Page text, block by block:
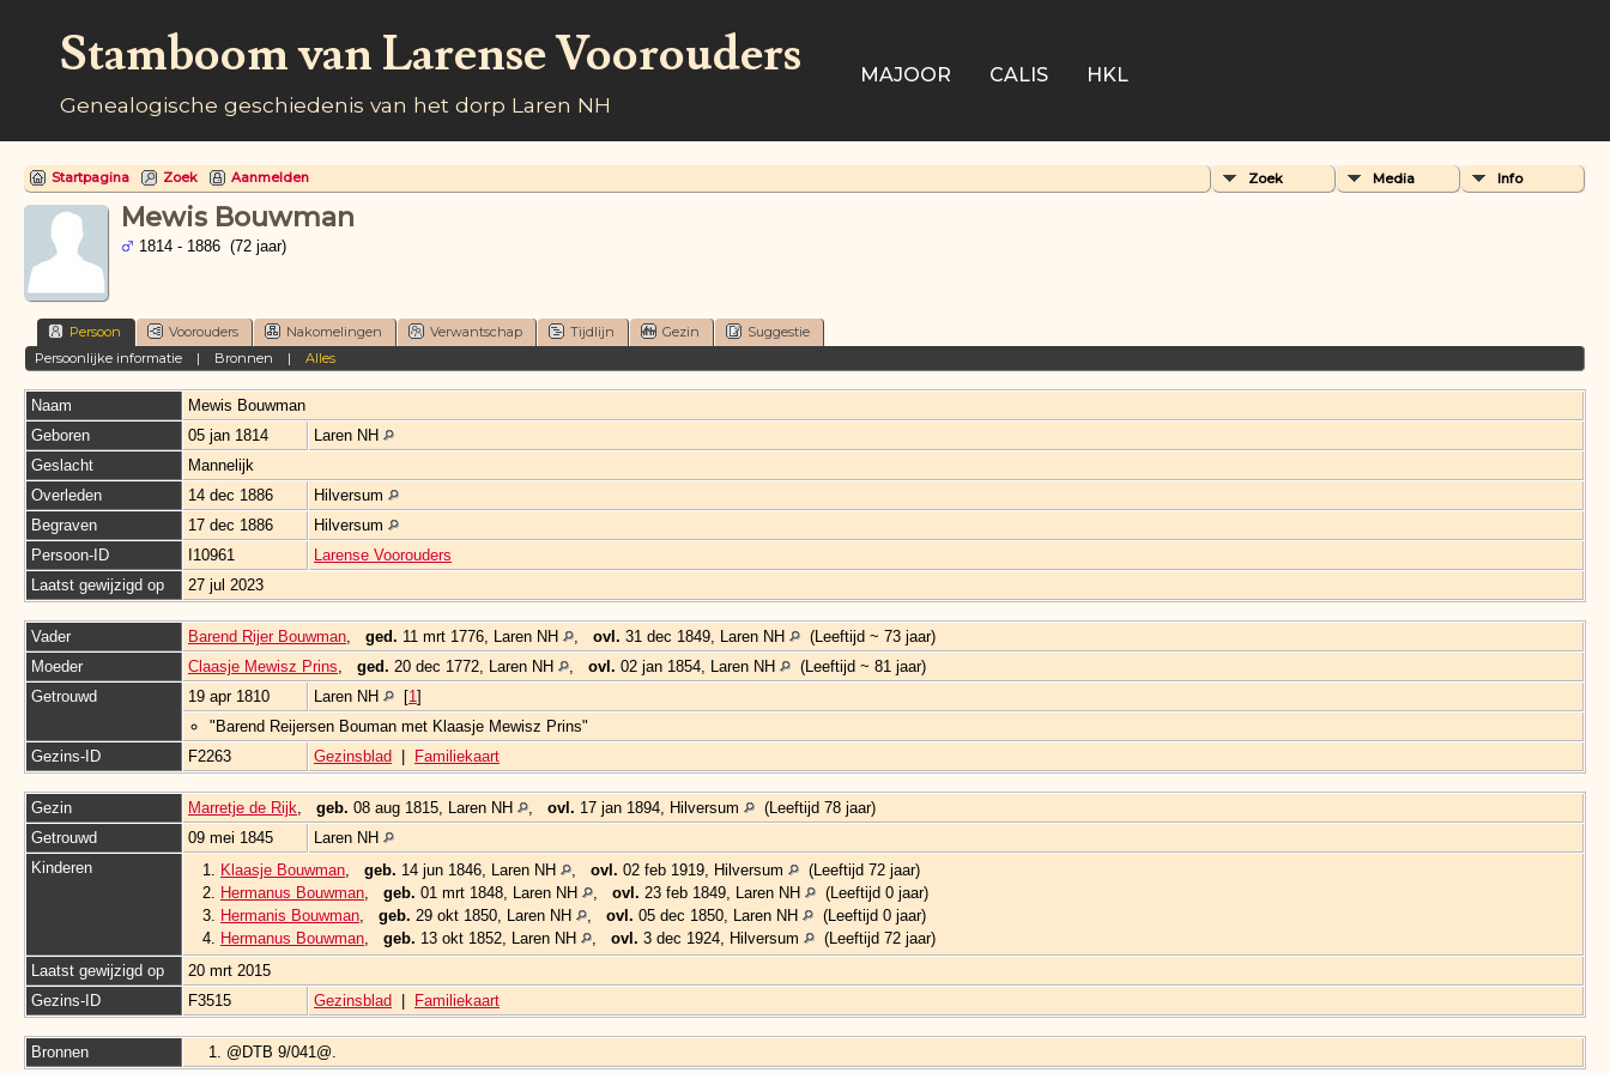
Stamboom van Larense Voorouders
Genealogische geschiedenis van het dorp Laren NH
MAJOOR CALIS HKL
Startpagina Zoek Aanmelden Zoek Media Info
Mewis Bouwman
1814 - 1886 (72 jaar)
Persoon Voorouders Nakomelingen Verwantschap Tijdlijn Gezin
Suggestie
Persoonlijke informatie| Bronnen | Alles
Naam Mewis Bouwman
Geboren
05 jan 1814
Laren NH
Geslacht
Mannelijk
Overleden
14 dec 1886
Hilversum
Begraven
17 dec 1886
Hilversum
Persoon-ID
I10961
Larense Voorouders
Laatst gewijzigd op
27 jul 2023
Vader Barend Rijer Bouwman, ged. 11 mrt 1776, Laren NH , ovl. 31 dec 1849, Laren NH
(Leeftijd ~ 73 jaar)
Moeder
Claasje Mewisz Prins, ged. 20 dec 1772, Laren NH , ovl. 02 jan 1854, Laren NH
(Leeftijd ~ 81 jaar)
Getrouwd
19 apr 1810 Laren NH [1]
"Barend Reijersen Bouman met Klaasje Mewisz Prins"
Gezins-ID
F2263 Gezinsblad Familiekaart
Gezin Marretje de Rijk, geb. 08 aug 1815, Laren NH , ovl. 17 jan 1894, Hilversum
(Leeftijd 78 jaar)
Getrouwd
09 mei 1845
Laren NH
Kinderen
1. Klaasje Bouwman, geb. 14 jun 1846, Laren NH , ovl. 02 feb 1919, Hilversum
(Leeftijd 72 jaar)
2. Hermanus Bouwman, geb. 01 mrt 1848, Laren NH , ovl. 23 feb 1849, Laren NH
(Leeftijd 0 jaar)
3. Hermanis Bouwman, geb. 29 okt 1850, Laren NH , ovl. 05 dec 1850, Laren NH
(Leeftijd 0 jaar)
4. Hermanus Bouwman, geb. 13 okt 1852, Laren NH , ovl. 3 dec 1924, Hilversum
(Leeftijd 72 jaar)
Laatst gewijzigd op
20 mrt 2015
Gezins-ID
F3515 Gezinsblad Familiekaart
Bronnen @DTB 9/041@.